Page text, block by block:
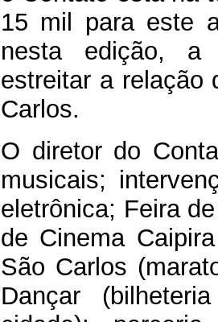
15 mil para este
nesta edição, a
estreitar a relação
Carlos.
O diretor do
musicais;
eletrônica; Feira
de Cinema
São Carlos
Dançar